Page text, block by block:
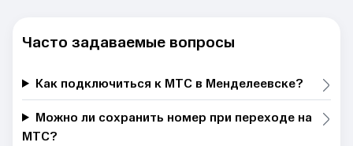
Часто задаваемые вопросы
Как подключиться к МТС в Менделеевске?
Можно ли сохранить номер при переходе на
МТС?